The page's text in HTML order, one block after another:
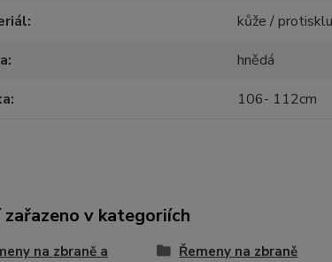
kůže /
hnědá
106- 112cm
zařazeno v kategoriích
na zbraně a
Řemeny na zbraně